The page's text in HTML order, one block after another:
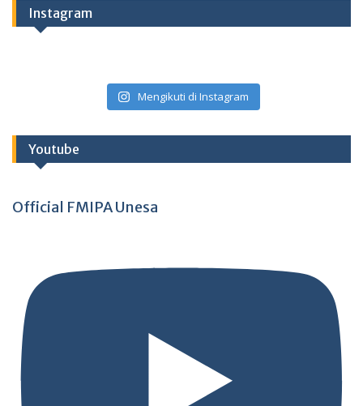
Instagram
Mengikuti di Instagram
Youtube
Official FMIPA Unesa